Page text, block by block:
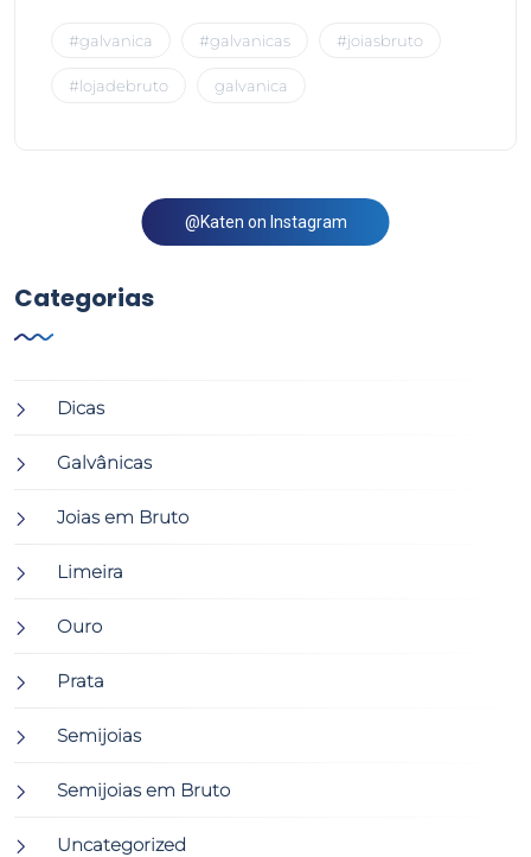
#galvanica #galvanicas #joiasbruto
#lojadebruto galvanica
@Katen on Instagram
Categorias
Dicas
Galvânicas
Joias em Bruto
Limeira
Ouro
Prata
Semijoias
Semijoias em Bruto
Uncategorized